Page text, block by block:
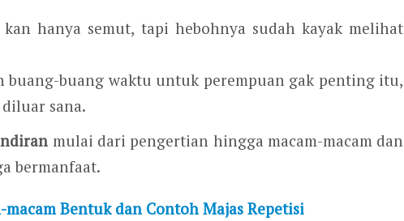
hanya semut, tapi hebohnya sudah kayak melihat
buang-buang waktu untuk perempuan gak penting itu,
sana.
mulai dari pengertian hingga macam-macam dan
bermanfaat.
Bentuk dan Contoh Majas Repetisi